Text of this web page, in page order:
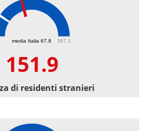
media Italia 67.8 367.1
151.9
di residenti stranieri